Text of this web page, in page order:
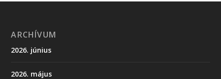
ARCHÍVUM
2026. június
2026. május